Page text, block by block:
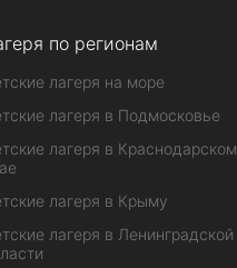
по регионам
лагеря на море
лагеря в Подмосковье
лагеря в Краснодарском
лагеря в Крыму
лагеря в Ленинградской